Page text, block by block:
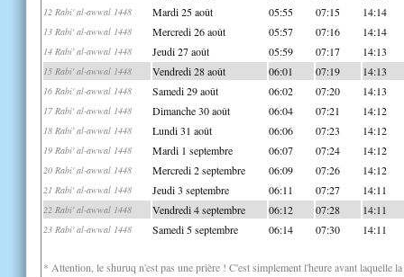
12 Rabi' al-awwal 1448 Mardi 25 août 05:55 07:15 14:14
13 Rabi' al-awwal 1448 Mercredi 26 août 05:57 07:16 14:14
14 Rabi' al-awwal 1448 Jeudi 27 août 05:59 07:17 14:13
15 Rabi' al-awwal 1448 Vendredi 28 août 06:01 07:19 14:13
16 Rabi' al-awwal 1448 Samedi 29 août 06:02 07:20 14:13
17 Rabi' al-awwal 1448 Dimanche 30 août 06:04 07:21 14:12
18 Rabi' al-awwal 1448 Lundi 31 août 06:06 07:23 14:12
19 Rabi' al-awwal 1448 Mardi 1 septembre 06:07 07:24 14:12
20 Rabi' al-awwal 1448 Mercredi 2 septembre 06:09 07:26 14:12
21 Rabi' al-awwal 1448 Jeudi 3 septembre 06:11 07:27 14:11
22 Rabi' al-awwal 1448 Vendredi 4 septembre 06:12 07:28 14:11
23 Rabi' al-awwal 1448 Samedi 5 septembre 06:14 07:30 14:11
* Attention, le shuruq n'est pas une prière ! C'est simplement l'heure avant laquelle